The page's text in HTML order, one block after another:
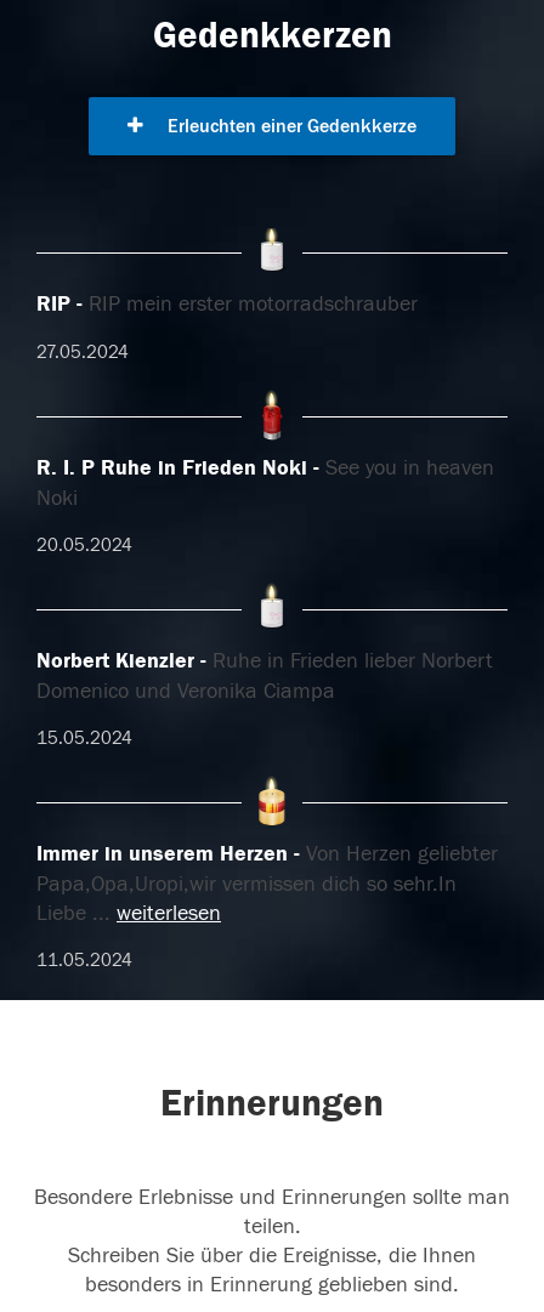
Gedenkkerzen
Erleuchten einer Gedenkkerze
RIP RIP mein erster motorradschrauber
27.05.2024
R. I. P Ruhe in Frieden Noki
See you in heaven
Noki
20.05.2024
Norbert Kienzler
Ruhe in Frieden lieber Norbert
Domenico und Veronika Ciampa
15.05.2024
Immer in unserem Herzen
Von Herzen geliebter
Papa,Opa,Uropi,wir vermissen dich so sehr.In
Liebe ... weiterlesen
11.05.2024
Erinnerungen
Besondere Erlebnisse und Erinnerungen sollte man
teilen.
Schreiben Sie über die Ereignisse, die Ihnen
besonders in Erinnerung geblieben sind.